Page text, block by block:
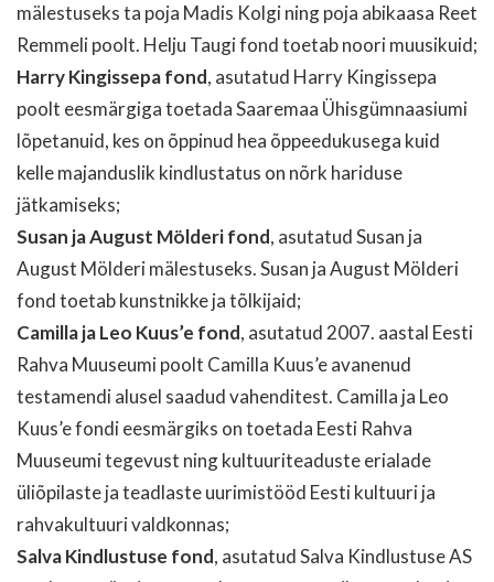
mälestuseks ta poja Madis Kolgi ning poja abikaasa Reet
Remmeli poolt. Helju Taugi fond toetab noori muusikuid;
Harry Kingissepa fond, asutatud Harry Kingissepa
poolt eesmärgiga toetada Saaremaa Ühisgümnaasiumi
lõpetanuid, kes on õppinud hea õppeedukusega kuid
kelle majanduslik kindlustatus on nõrk hariduse
jätkamiseks;
Susan ja August Mölderi fond, asutatud Susan ja
August Mölderi mälestuseks. Susan ja August Mölderi
fond toetab kunstnikke ja tõlkijaid;
Camilla ja Leo Kuus’e fond, asutatud 2007. aastal Eesti
Rahva Muuseumi poolt Camilla Kuus’e avanenud
testamendi alusel saadud vahenditest. Camilla ja Leo
Kuus’e fondi eesmärgiks on toetada Eesti Rahva
Muuseumi tegevust ning kultuuriteaduste erialade
üliõpilaste ja teadlaste uurimistööd Eesti kultuuri ja
rahvakultuuri valdkonnas;
Salva Kindlustuse fond, asutatud Salva Kindlustuse AS